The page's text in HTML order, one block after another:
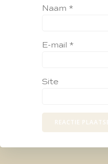
Naam *
E-mail *
Site